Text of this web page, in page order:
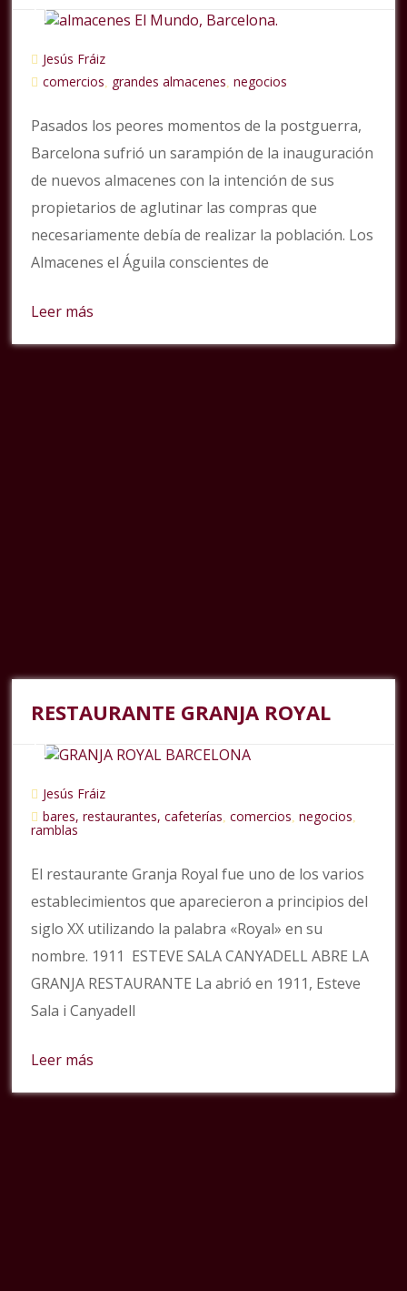
Jesús Fráiz
comercios, grandes almacenes,negocios
Pasados los peores momentos de la postguerra,
Barcelona sufrió un sarampión de la inauguración
de nuevos almacenes con la intención de sus
propietarios de aglutinar las compras que
necesariamente debía de realizar la población. Los
Almacenes el Águila conscientes de
Leer más
RESTAURANTE GRANJA ROYAL
Jesús Fráiz
bares, restaurantes, cafeterías,comercios,negocios,
ramblas
El restaurante Granja Royal fue uno de los varios
establecimientos que aparecieron a principios del
siglo XX utilizando la palabra «Royal» en su
nombre. 1911 ESTEVE SALA CANYADELL ABRE LA
GRANJA RESTAURANTE La abrió en 1911, Esteve
Sala i Canyadell
Leer más